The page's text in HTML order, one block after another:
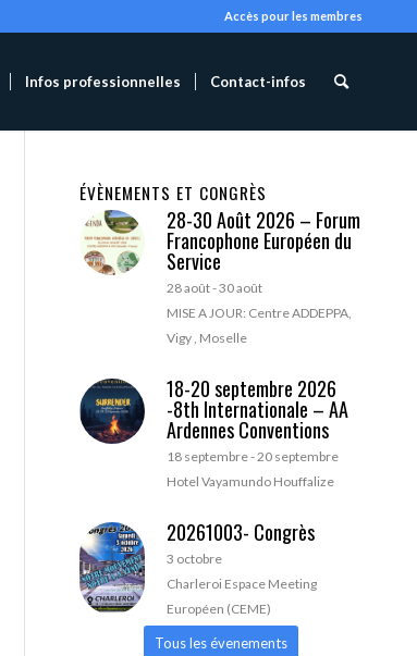
Accès pour les membres
Infos professionnelles Contact-infos
ÉVÈNEMENTS ET CONGRÈS
28-30 Août 2026 – Forum
Francophone Européen du
Service
28 août-30 août
MISE A JOUR: Centre ADDEPPA,
Vigy , Moselle
18-20 septembre 2026
-8th Internationale – AA
Ardennes Conventions
18 septembre-20 septembre
Hotel Vayamundo Houffalize
20261003- Congrès
3 octobre
Charleroi Espace Meeting
Européen (CEME)
Tous les évenements